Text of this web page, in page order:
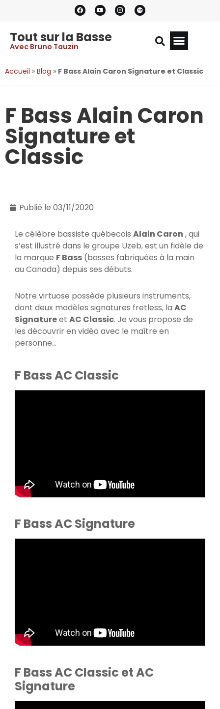
Tout sur la Basse
Avec Bruno Tauzin
Accueil » Blog » F Bass Alain Caron Signature et Classic
F Bass Alain Caron
Signature et
Classic
Publié le 03/11/2020
Le célèbre bassiste québecois Alain Caron , qui
s’est illustré dans le groupe Uzeb, est un fidèle de
la marque F Bass (basses fabriquées à la main
au Canada) depuis ses débuts.
Notre virtuose possède plusieurs instruments,
dont deux modèles signatures fretless, la AC
Signatureet AC Classic. Je vous propose de
les découvrir en vidéo avec le maître en
personne…
F Bass AC Classic
F Bass AC Signature
F Bass AC Classic et AC
Signature